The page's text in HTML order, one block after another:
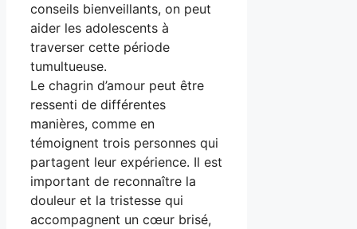
conseils bienveillants, on peut
aider les adolescents à
traverser cette période
tumultueuse.
Le chagrin d’amour peut être
ressenti de différentes
manières, comme en
témoignent trois personnes qui
partagent leur expérience. Il est
important de reconnaître la
douleur et la tristesse qui
accompagnent un cœur brisé,